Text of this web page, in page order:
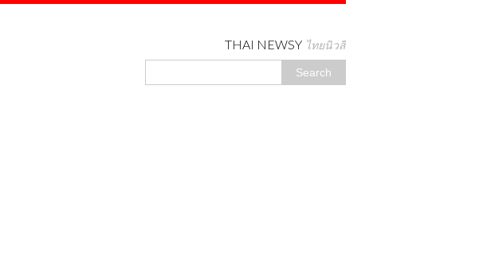
THAI NEWSY ไทยนิวสี่